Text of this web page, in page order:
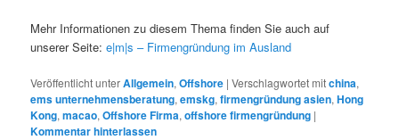
Mehr Informationen zu diesem Thema finden Sie auch auf
unserer Seite:e|m|s – Firmengründung im Ausland
Veröffentlicht unterAllgemein,Offshore |Verschlagwortet mitchina,
ems unternehmensberatung,emskg,firmengründung asien,Hong
Kong,macao,Offshore Firma,offshore firmengründung |
Kommentar hinterlassen